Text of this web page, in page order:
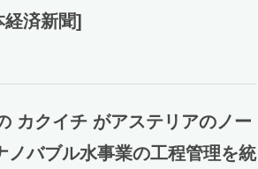
経済新聞]
カクイチ がアステリアのノー
ノバブル水事業の工程管理を統